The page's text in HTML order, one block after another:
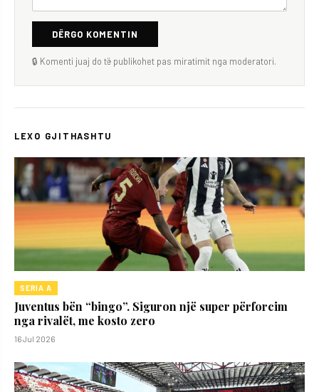
DËRGO KOMENTIN
🔒 Komenti juaj do të publikohet pas miratimit nga moderatori.
LEXO GJITHASHTU
SERIA A
Juventus bën “bingo”. Siguron një super përforcim
nga rivalët, me kosto zero
16 Jul 2026